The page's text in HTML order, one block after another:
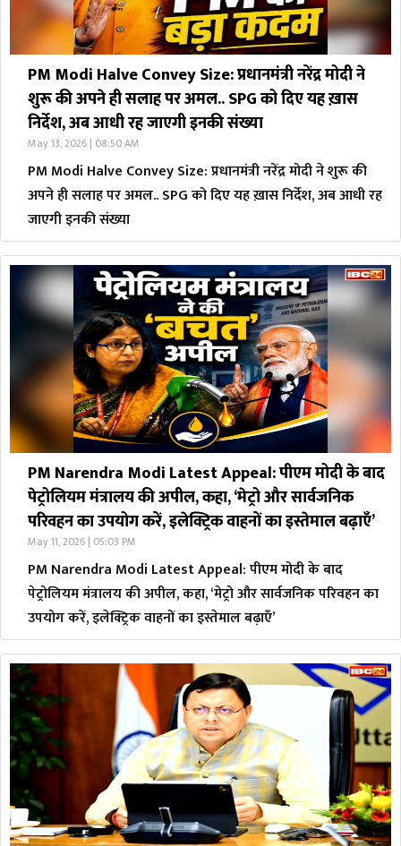
PM Modi Halve Convey Size: प्रधानमंत्री नरेंद्र मोदी ने
शुरू की अपने ही सलाह पर अमल.. SPG को दिए यह ख़ास
निर्देश, अब आधी रह जाएगी इनकी संख्या
May 13, 2026 | 08:50 AM
PM Modi Halve Convey Size: प्रधानमंत्री नरेंद्र मोदी ने शुरू की
अपने ही सलाह पर अमल.. SPG को दिए यह ख़ास निर्देश, अब आधी रह
जाएगी इनकी संख्या
PM Narendra Modi Latest Appeal: पीएम मोदी के बाद
पेट्रोलियम मंत्रालय की अपील, कहा, ‘मेट्रो और सार्वजनिक
परिवहन का उपयोग करें, इलेक्ट्रिक वाहनों का इस्तेमाल बढ़ाएँ’
May 11, 2026 | 05:03 PM
PM Narendra Modi Latest Appeal: पीएम मोदी के बाद
पेट्रोलियम मंत्रालय की अपील, कहा, ‘मेट्रो और सार्वजनिक परिवहन का
उपयोग करें, इलेक्ट्रिक वाहनों का इस्तेमाल बढ़ाएँ’